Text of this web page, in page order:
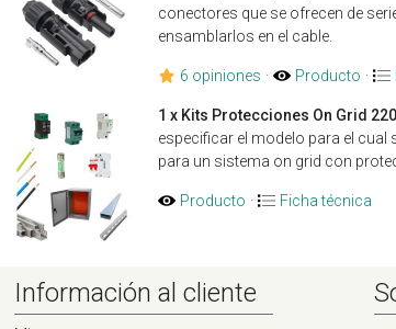
conectores que se ofrecen de
ensamblarlos en el cable.
6 opiniones · Producto ·
1 x Kits Protecciones On Grid
especificar el modelo para el cual
para un sistema on grid con
Producto · Ficha técnica
Información al cliente